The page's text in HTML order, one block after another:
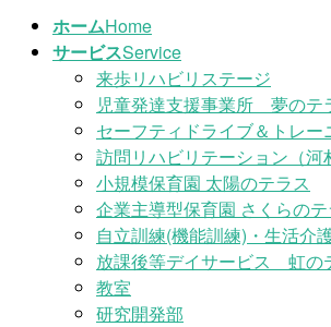
ホームHome
サービスService
来歩リハビリステージ
児童発達支援事業所 夢のテ
セーフティドライブ＆トレ
訪問リハビリテーション（
小規模保育園 太陽のテラス
企業主導型保育園 さくらのテ
自立訓練(機能訓練)・生活
放課後等デイサービス 虹の
教室
研究開発部